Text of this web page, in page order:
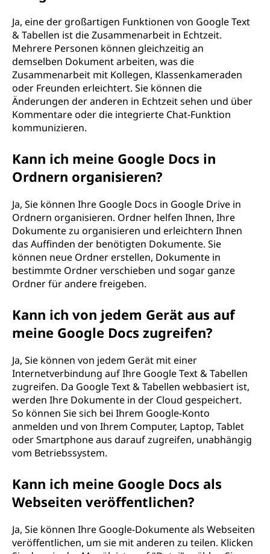
Ja, eine der großartigen Funktionen von Google Text
& Tabellen ist die Zusammenarbeit in Echtzeit.
Mehrere Personen können gleichzeitig an
demselben Dokument arbeiten, was die
Zusammenarbeit mit Kollegen, Klassenkameraden
oder Freunden erleichtert. Sie können die
Änderungen der anderen in Echtzeit sehen und über
Kommentare oder die integrierte Chat-Funktion
kommunizieren.
Kann ich meine Google Docs in
Ordnern organisieren?
Ja, Sie können Ihre Google Docs in Google Drive in
Ordnern organisieren. Ordner helfen Ihnen, Ihre
Dokumente zu organisieren und erleichtern Ihnen
das Auffinden der benötigten Dokumente. Sie
können neue Ordner erstellen, Dokumente in
bestimmte Ordner verschieben und sogar ganze
Ordner für andere freigeben.
Kann ich von jedem Gerät aus auf
meine Google Docs zugreifen?
Ja, Sie können von jedem Gerät mit einer
Internetverbindung auf Ihre Google Text & Tabellen
zugreifen. Da Google Text & Tabellen webbasiert ist,
werden Ihre Dokumente in der Cloud gespeichert.
So können Sie sich bei Ihrem Google-Konto
anmelden und von Ihrem Computer, Laptop, Tablet
oder Smartphone aus darauf zugreifen, unabhängig
vom Betriebssystem.
Kann ich meine Google Docs als
Webseiten veröffentlichen?
Ja, Sie können Ihre Google-Dokumente als Webseiten
veröffentlichen, um sie mit anderen zu teilen. Klicken